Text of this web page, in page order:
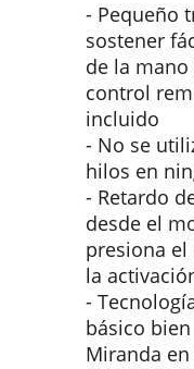
- Pequeño
sostener
de la mano
control
incluido
- No se
hilos en
- Retardo
desde el
presiona
la
-
básico
Miranda